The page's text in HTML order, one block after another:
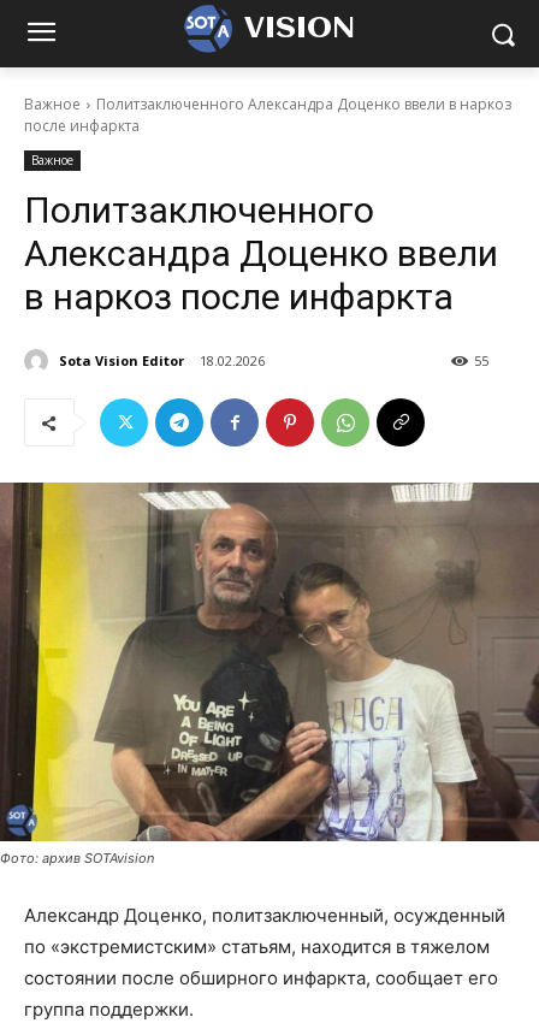
VISION
Важное
Политзаключенного Александра Доценко ввели в наркоз
после инфаркта
Важное
Политзаключенного
Александра Доценко ввели
в наркоз после инфаркта
Sota Vision Editor 18.02.2026 55
Фото: архив SOTAvision
Александр Доценко, политзаключенный, осужденный
по «экстремистским» статьям, находится в тяжелом
состоянии после обширного инфаркта, сообщает его
группа поддержки.